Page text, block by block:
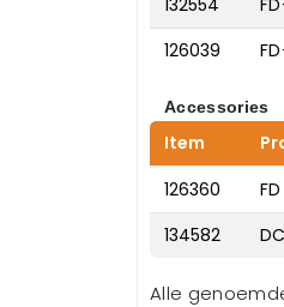
132554
126039
Accessories
Item
126360
134582
Alle